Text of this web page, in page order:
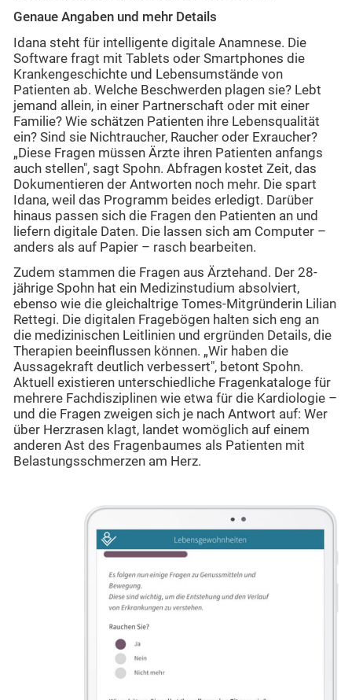
Genaue Angaben und mehr Details
Idana steht für intelligente digitale Anamnese. Die
Software fragt mit Tablets oder Smartphones die
Krankengeschichte und Lebensumstände von
Patienten ab. Welche Beschwerden plagen sie? Lebt
jemand allein, in einer Partnerschaft oder mit einer
Familie? Wie schätzen Patienten ihre Lebensqualität
ein? Sind sie Nichtraucher, Raucher oder Exraucher?
„Diese Fragen müssen Ärzte ihren Patienten anfangs
auch stellen", sagt Spohn. Abfragen kostet Zeit, das
Dokumentieren der Antworten noch mehr. Die spart
Idana, weil das Programm beides erledigt. Darüber
hinaus passen sich die Fragen den Patienten an und
liefern digitale Daten. Die lassen sich am Computer –
anders als auf Papier – rasch bearbeiten.
Zudem stammen die Fragen aus Ärztehand. Der 28-
jährige Spohn hat ein Medizinstudium absolviert,
ebenso wie die gleichaltrige Tomes-Mitgründerin Lilian
Rettegi. Die digitalen Fragebögen halten sich eng an
die medizinischen Leitlinien und ergründen Details, die
Therapien beeinflussen können. „Wir haben die
Aussagekraft deutlich verbessert", betont Spohn.
Aktuell existieren unterschiedliche Fragenkataloge für
mehrere Fachdisziplinen wie etwa für die Kardiologie –
und die Fragen zweigen sich je nach Antwort auf: Wer
über Herzrasen klagt, landet womöglich auf einem
anderen Ast des Fragenbaumes als Patienten mit
Belastungsschmerzen am Herz.